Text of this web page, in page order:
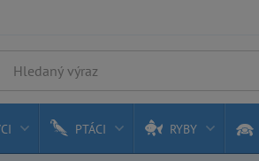
PTÁCI RYBY